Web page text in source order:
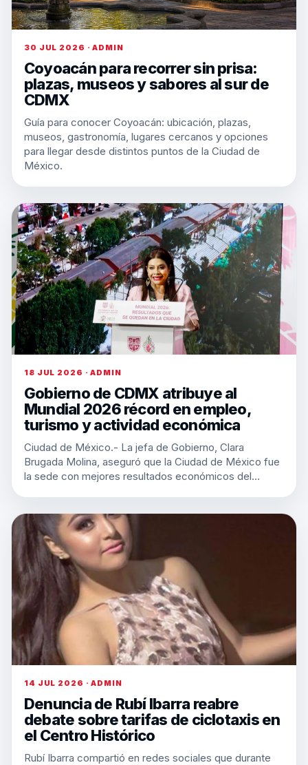
30 JUL 2026 · ADMIN
Coyoacán para recorrer sin prisa:
plazas, museos y sabores al sur de
CDMX
Guía para conocer Coyoacán: ubicación, plazas,
museos, gastronomía, lugares cercanos y opciones
para llegar desde distintos puntos de la Ciudad de
México.
18 JUL 2026 · ADMIN
Gobierno de CDMX atribuye al
Mundial 2026 récord en empleo,
turismo y actividad económica
Ciudad de México.- La jefa de Gobierno, Clara
Brugada Molina, aseguró que la Ciudad de México fue
la sede con mejores resultados económicos del…
14 JUL 2026 · ADMIN
Denuncia de Rubí Ibarra reabre
debate sobre tarifas de ciclotaxis en
el Centro Histórico
Rubí Ibarra compartió en redes sociales que durante